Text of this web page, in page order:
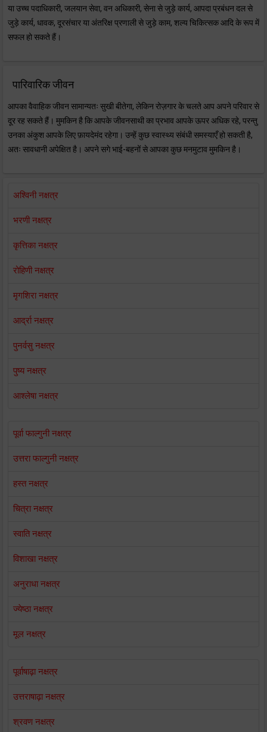
या उच्च पदाधिकारी, जलयान सेवा, वन अधिकारी, सेना से जुड़े कार्य, आपदा प्रबंधन दल से
जुड़े कार्य, धावक, दूरसंचार या अंतरिक्ष प्रणाली से जुड़े काम, शल्य चिकित्सक आदि के रूप में
सफल हो सकते हैं।
पारिवारिक जीवन
आपका वैवाहिक जीवन सामान्यतः सुखी बीतेगा, लेकिन रोज़गार के चलते आप अपने परिवार से
दूर रह सकते हैं। मुमकिन है कि आपके जीवनसाथी का प्रभाव आपके ऊपर अधिक रहे, परन्तु
उनका अंकुश आपके लिए फ़ायदेमंद रहेगा। उन्हें कुछ स्वास्थ्य संबंधी समस्याएँ हो सकती है,
अतः सावधानी अपेक्षित है। अपने सगे भाई-बहनों से आपका कुछ मनमुटाव मुमकिन है।
अश्विनी नक्षत्र
भरणी नक्षत्र
कृत्तिका नक्षत्र
रोहिणी नक्षत्र
मृगशिरा नक्षत्र
आर्द्रा नक्षत्र
पुनर्वसु नक्षत्र
पुष्य नक्षत्र
आश्लेषा नक्षत्र
पूर्वा फाल्गुनी नक्षत्र
उत्तरा फाल्गुनी नक्षत्र
हस्त नक्षत्र
चित्रा नक्षत्र
स्वाति नक्षत्र
विशाखा नक्षत्र
अनुराधा नक्षत्र
ज्येष्ठा नक्षत्र
मूल नक्षत्र
पूर्वाषाढ़ा नक्षत्र
उत्तराषाढ़ा नक्षत्र
श्रवण नक्षत्र